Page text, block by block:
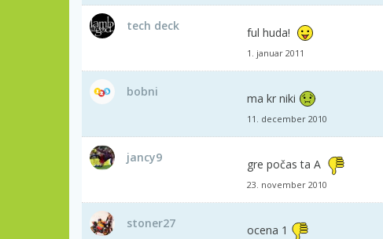
tech deck ful huda!
1. januar 2011
bobni ma kr niki
11. december 2010
jancy9 gre počas ta A
23. november 2010
stoner27 ocena 1